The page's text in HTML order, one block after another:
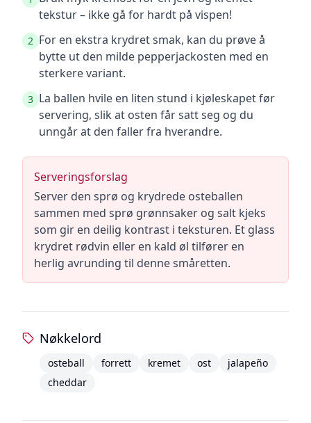
tekstur – ikke gå for hardt på vispen!
2 For en ekstra krydret smak, kan du prøve å
bytte ut den milde pepperjackosten med en
sterkere variant.
3 La ballen hvile en liten stund i kjøleskapet før
servering, slik at osten får satt seg og du
unngår at den faller fra hverandre.
Serveringsforslag
Server den sprø og krydrede osteballen
sammen med sprø grønnsaker og salt kjeks
som gir en deilig kontrast i teksturen. Et glass
krydret rødvin eller en kald øl tilfører en
herlig avrunding til denne småretten.
Nøkkelord
osteball forrett kremet ost
jalapeño
cheddar